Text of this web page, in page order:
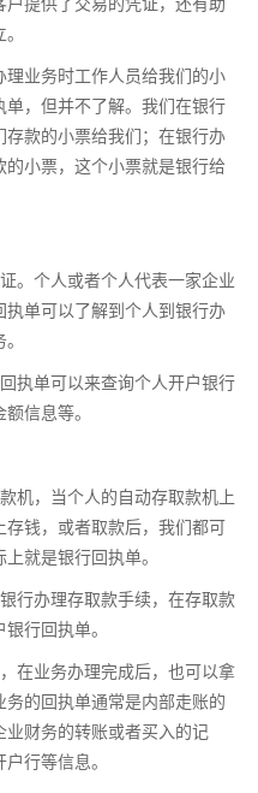
业务时工作人员给我们的小
，但并不了解。我们在银行
款的小票给我们；在银行办
小票，这个小票就是银行给
。个人或者个人代表一家企业
单可以了解到个人到银行办
执单可以来查询个人开户银行
信息等。
机，当个人的自动存取款机上
钱，或者取款后，我们都可
就是银行回执单。
行办理存取款手续，在存取款
行回执单。
在业务办理完成后，也可以拿
的回执单通常是内部走账的
财务的转账或者买入的记
行等信息。